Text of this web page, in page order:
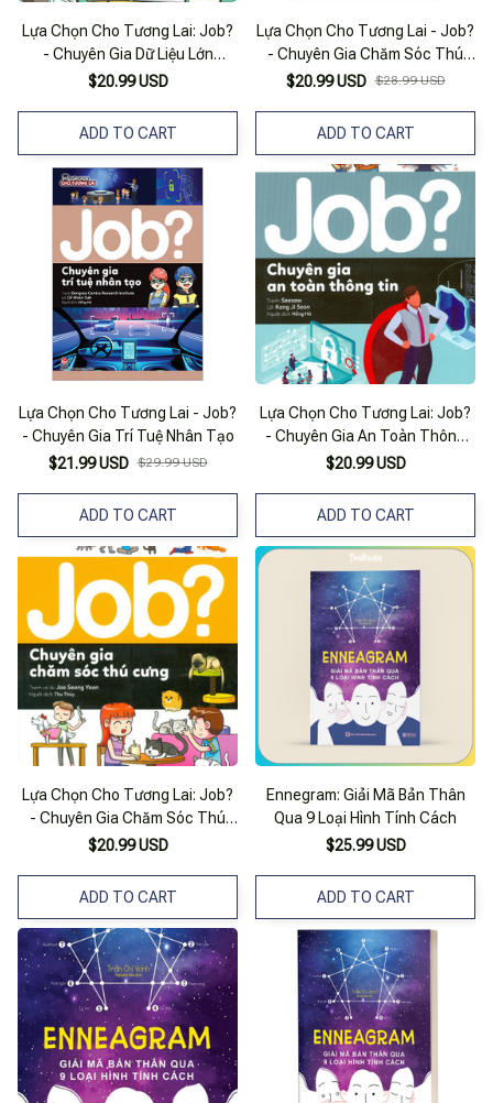
Lựa Chọn Cho Tương Lai: Job?
- Chuyên Gia Dữ Liệu Lớn
(Tranh Màu)
$20.99 USD
ADD TO CART
Lựa Chọn Cho Tương Lai - Job?
- Chuyên Gia Chăm Sóc Thú
Cưng
$20.99 USD $28.99 USD
ADD TO CART
Lựa Chọn Cho Tương Lai - Job?
- Chuyên Gia Trí Tuệ Nhân Tạo
$21.99 USD $29.99 USD
ADD TO CART
Lựa Chọn Cho Tương Lai: Job?
- Chuyên Gia An Toàn Thông
Tin (Tranh Màu)
$20.99 USD
ADD TO CART
Lựa Chọn Cho Tương Lai: Job?
- Chuyên Gia Chăm Sóc Thú
Cưng (Tranh Màu)
$20.99 USD
ADD TO CART
Ennegram: Giải Mã Bản Thân
Qua 9 Loại Hình Tính Cách
$25.99 USD
ADD TO CART